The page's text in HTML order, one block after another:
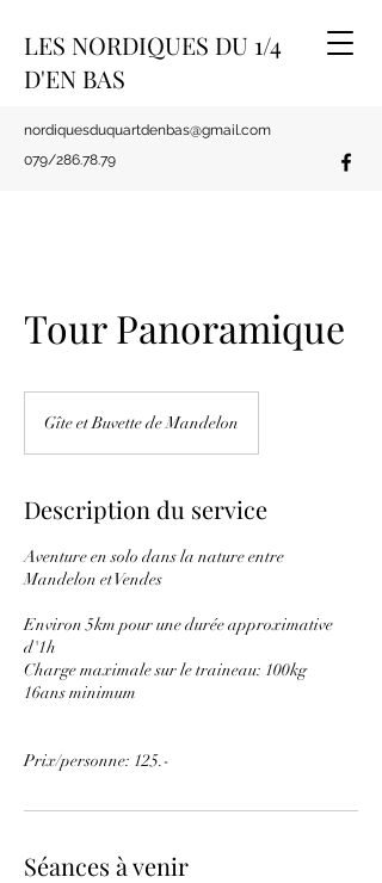
LES NORDIQUES DU 1/4
D'EN BAS
nordiquesduquartdenbas@gmail.com
079/286.78.79
Tour Panoramique
Gîte et Buvette de Mandelon
Description du service
Aventure en solo dans la nature entre
Mandelon et Vendes
Environ 5km pour une durée approximative
d'1h
Charge maximale sur le traineau: 100kg
16ans minimum
Prix/personne: 125.-
Séances à venir